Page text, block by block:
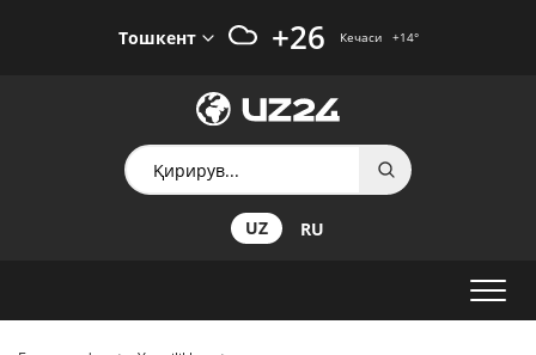
Тошкент +26 Кечаси +14°
UZ RU